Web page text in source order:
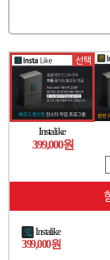
Instalike
399,000원
선택
Instalike
399,000원